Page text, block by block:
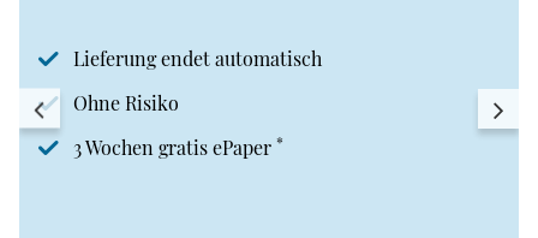
Lieferung endet automatisch
Ohne Risiko
3 Wochen gratis ePaper *